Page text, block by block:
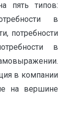
пять типов:
в
потребности
в
в компании
на вершине